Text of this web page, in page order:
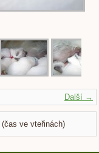
Další →
(čas ve vteřinách)